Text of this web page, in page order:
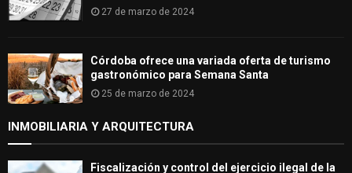
27 de marzo de 2024
Córdoba ofrece una variada oferta de turismo
gastronómico para Semana Santa
25 de marzo de 2024
INMOBILIARIA Y ARQUITECTURA
Fiscalización y control del ejercicio ilegal de la